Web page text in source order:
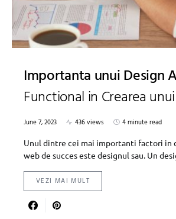
Importanta unui Design
Functional in Crearea
June 7, 2023 436 views
4 minute read
Unul dintre cei mai importanti factori in
web de succes este designul sau. Un
VEZI MAI MULT